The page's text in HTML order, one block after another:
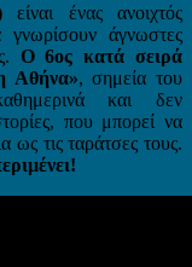
είναι ένας ανοιχτός
γνωρίσουν άγνωστες
Ο 6ος κατά σειρά
Αθήνα», σημεία του
και δεν
που μπορεί να
ως τις ταράτσες τους.